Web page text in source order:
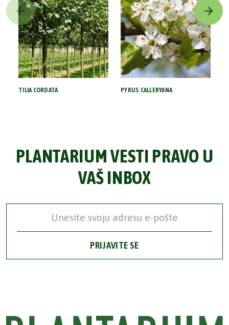
TILIA CORDATA PYRUS CALLERYANA
PLANTARIUM VESTI PRAVO U
VAŠ INBOX
PRIJAVITE SE